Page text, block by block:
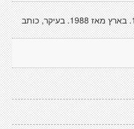
משורר ופעיל ציבור ידוע. יליד 1972. בארץ מאז 1988. בעיקר, כותב